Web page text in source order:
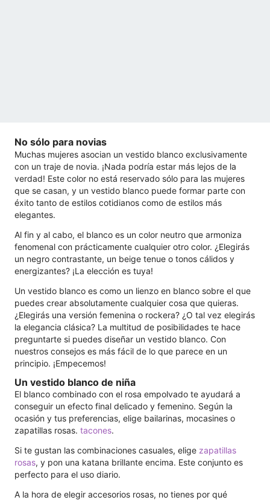
No sólo para novias
Muchas mujeres asocian un vestido blanco exclusivamente
con un traje de novia. ¡Nada podría estar más lejos de la
verdad! Este color no está reservado sólo para las mujeres
que se casan, y un vestido blanco puede formar parte con
éxito tanto de estilos cotidianos como de estilos más
elegantes.
Al fin y al cabo, el blanco es un color neutro que armoniza
fenomenal con prácticamente cualquier otro color. ¿Elegirás
un negro contrastante, un beige tenue o tonos cálidos y
energizantes? ¡La elección es tuya!
Un vestido blanco es como un lienzo en blanco sobre el que
puedes crear absolutamente cualquier cosa que quieras.
¿Elegirás una versión femenina o rockera? ¿O tal vez elegirás
la elegancia clásica? La multitud de posibilidades te hace
preguntarte si puedes diseñar un vestido blanco. Con
nuestros consejos es más fácil de lo que parece en un
principio. ¡Empecemos!
Un vestido blanco de niña
El blanco combinado con el rosa empolvado te ayudará a
conseguir un efecto final delicado y femenino. Según la
ocasión y tus preferencias, elige bailarinas, mocasines o
zapatillas rosas. tacones.
Si te gustan las combinaciones casuales, elige zapatillas
rosas, y pon una katana brillante encima. Este conjunto es
perfecto para el uso diario.
A la hora de elegir accesorios rosas, no tienes por qué